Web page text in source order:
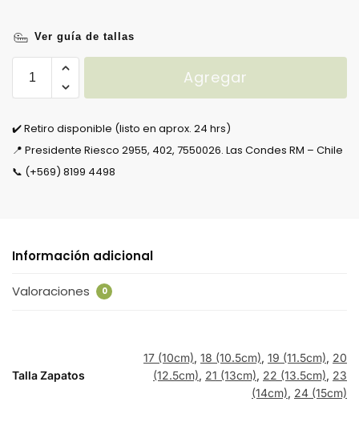
Ver guía de tallas
Agregar
✔️ Retiro disponible (listo en aprox. 24 hrs)
📍 Presidente Riesco 2955, 402, 7550026. Las Condes RM – Chile
📞 (+569) 8199 4498
Información adicional
Valoraciones 0
Talla Zapatos
17 (10cm), 18 (10.5cm), 19 (11.5cm), 20
(12.5cm), 21 (13cm), 22 (13.5cm), 23
(14cm), 24 (15cm)